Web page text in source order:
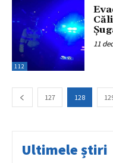
112
11
127 128
Ultimele știri